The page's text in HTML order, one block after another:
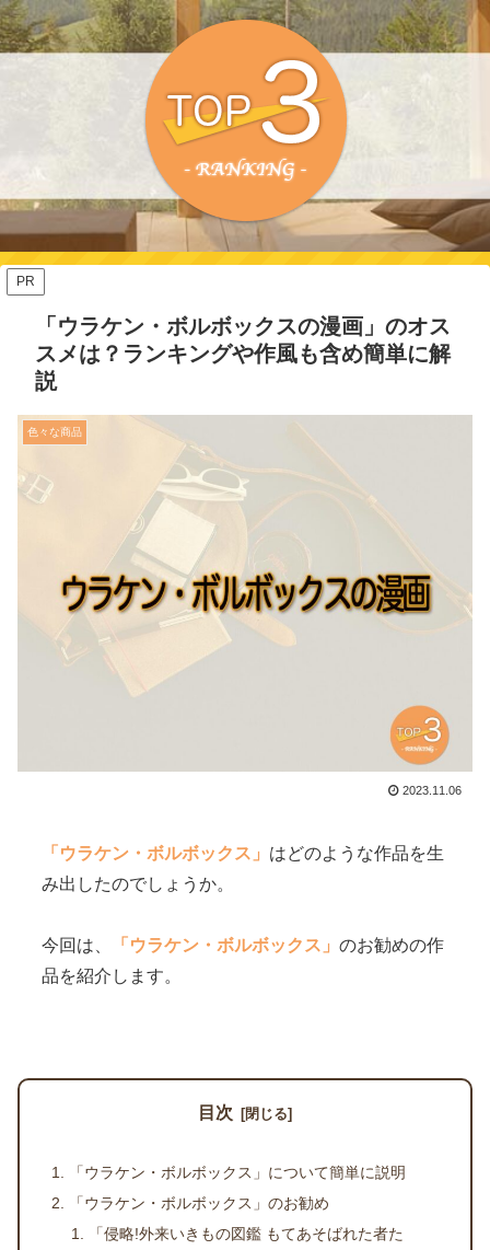
PR
「ウラケン・ボルボックスの漫画」のオス
スメは？ランキングや作風も含め簡単に解
説
色々な商品
2023.11.06
「ウラケン・ボルボックス」 はどのような作品を生
み出したのでしょうか。
今回は、 「ウラケン・ボルボックス」のお勧めの作
品を紹介します。
目次
「ウラケン・ボルボックス」について簡単に説明
「ウラケン・ボルボックス」のお勧め
「侵略!外来いきもの図鑑 もてあそばれた者た